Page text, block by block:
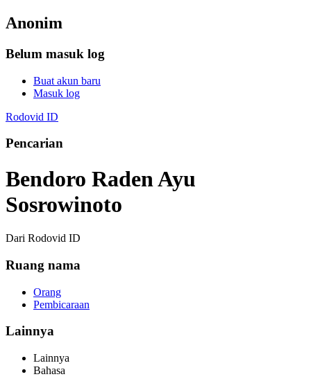
Anonim
Belum masuk log
Buat akun baru
Masuk log
Rodovid ID
Pencarian
Bendoro Raden Ayu
Sosrowinoto
Dari Rodovid ID
Ruang nama
Orang
Pembicaraan
Lainnya
Lainnya
Bahasa